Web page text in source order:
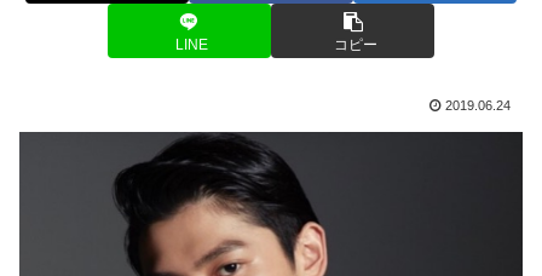
LINE コピー
2019.06.24